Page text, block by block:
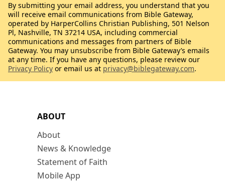
ABOUT
About
News & Knowledge
Statement of Faith
Mobile App
By submitting your email address, you understand that you
will receive email communications from Bible Gateway,
operated by HarperCollins Christian Publishing, 501 Nelson
Pl, Nashville, TN 37214 USA, including commercial
communications and messages from partners of Bible
Gateway. You may unsubscribe from Bible Gateway’s emails
at any time. If you have any questions, please review our
Privacy Policy or email us at privacy@biblegateway.com.